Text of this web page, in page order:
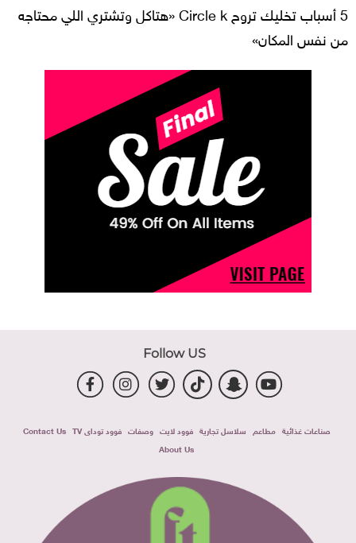
5 أسباب تخليك تروح Circle k «هتاكل وتشتري اللي محتاجه
من نفس المكان»
Follow US
صناعات غذائية مطاعم سلاسل تجارية فوود لايت وصفات فوود توداى TV
Contact Us
About Us